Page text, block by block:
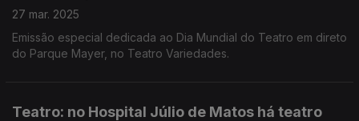
27 mar. 2025
Emissão especial dedicada ao Dia Mundial do Teatro em direto
do Parque Mayer, no Teatro Variedades.
Teatro: no Hospital Júlio de Matos há teatro